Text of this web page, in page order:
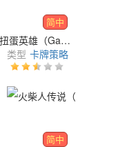
简中
扭蛋英雄（Gacha Heroes: Casual Idle RPG）
类型 卡牌策略
简中